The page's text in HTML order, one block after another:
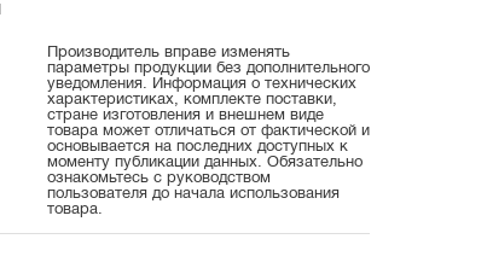
Производитель вправе изменять
параметры продукции без дополнительного
уведомления. Информация о технических
характеристиках, комплекте поставки,
стране изготовления и внешнем виде
товара может отличаться от фактической и
основывается на последних доступных к
моменту публикации данных. Обязательно
ознакомьтесь с руководством
пользователя до начала использования
товара.